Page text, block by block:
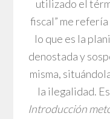
utilizado el
fiscal” me
lo que es la
denostada y
misma,
la ilegalidad.
Introducción